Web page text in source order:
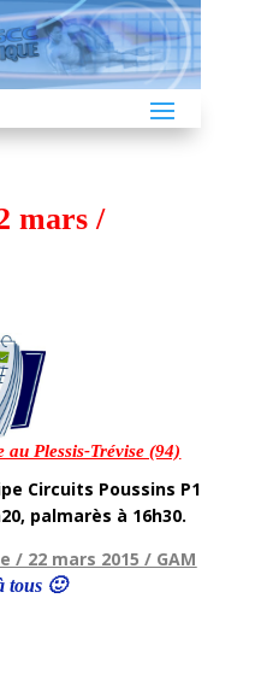
mars /
Plessis-Trévise (94)
Circuits Poussins P1
palmarès à 16h30.
/ 22 mars 2015 / GAM
tous 🙂